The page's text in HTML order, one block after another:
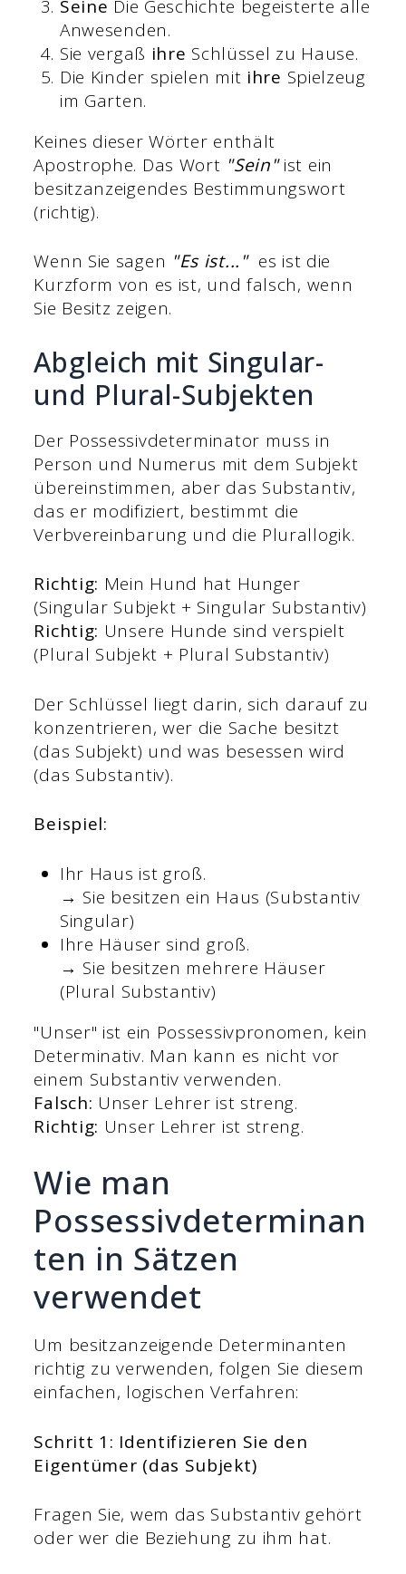
Seine Die Geschichte begeisterte alle
Anwesenden.
Sie vergaß ihre Schlüssel zu Hause.
Die Kinder spielen mit ihre Spielzeug
im Garten.
Keines dieser Wörter enthält
Apostrophe. Das Wort "Sein"ist ein
besitzanzeigendes Bestimmungswort
(richtig).
Wenn Sie sagen "Es ist..."es ist die
Kurzform von es ist, und falsch, wenn
Sie Besitz zeigen.
Abgleich mit Singular-
und Plural-Subjekten
Der Possessivdeterminator muss in
Person und Numerus mit dem Subjekt
übereinstimmen, aber das Substantiv,
das er modifiziert, bestimmt die
Verbvereinbarung und die Plurallogik.
Richtig: Mein Hund hat Hunger
(Singular Subjekt + Singular Substantiv)
Richtig: Unsere Hunde sind verspielt
(Plural Subjekt + Plural Substantiv)
Der Schlüssel liegt darin, sich darauf zu
konzentrieren, wer die Sache besitzt
(das Subjekt) und was besessen wird
(das Substantiv).
Beispiel:
Ihr Haus ist groß.
→ Sie besitzen ein Haus (Substantiv
Singular)
Ihre Häuser sind groß.
→ Sie besitzen mehrere Häuser
(Plural Substantiv)
"Unser" ist ein Possessivpronomen, kein
Determinativ. Man kann es nicht vor
einem Substantiv verwenden.
Falsch: Unser Lehrer ist streng.
Richtig: Unser Lehrer ist streng.
Wie man
Possessivdeterminan
ten in Sätzen
verwendet
Um besitzanzeigende Determinanten
richtig zu verwenden, folgen Sie diesem
einfachen, logischen Verfahren:
Schritt 1: Identifizieren Sie den
Eigentümer (das Subjekt)
Fragen Sie, wem das Substantiv gehört
oder wer die Beziehung zu ihm hat.